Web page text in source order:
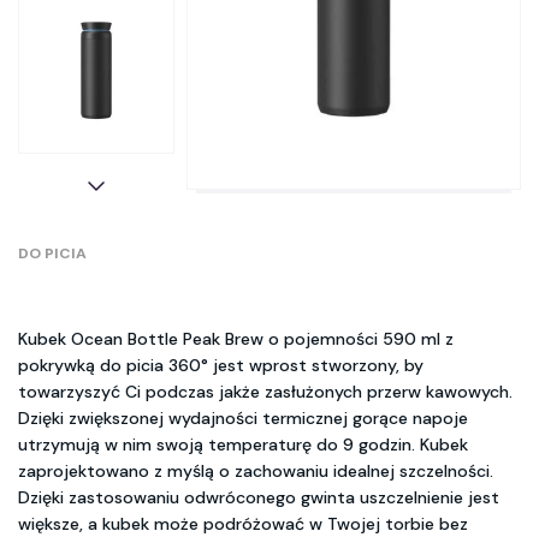
DO PICIA
Kubek Ocean Bottle Peak Brew o pojemności 590 ml z
pokrywką do picia 360° jest wprost stworzony, by
towarzyszyć Ci podczas jakże zasłużonych przerw kawowych.
Dzięki zwiększonej wydajności termicznej gorące napoje
utrzymują w nim swoją temperaturę do 9 godzin. Kubek
zaprojektowano z myślą o zachowaniu idealnej szczelności.
Dzięki zastosowaniu odwróconego gwinta uszczelnienie jest
większe, a kubek może podróżować w Twojej torbie bez